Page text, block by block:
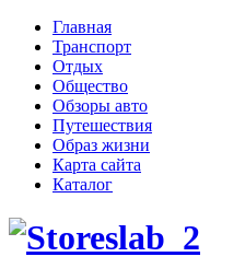
Главная
Транспорт
Отдых
Общество
Обзоры авто
Путешествия
Образ жизни
Карта сайта
Каталог